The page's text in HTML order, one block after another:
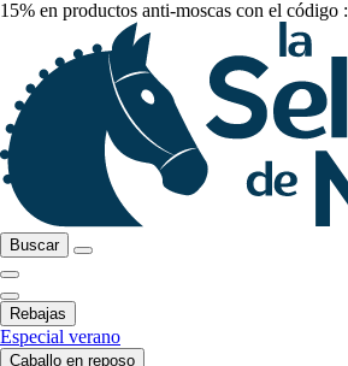
15% en productos anti-moscas con el código :
Buscar
Rebajas
Especial verano
Caballo en reposo